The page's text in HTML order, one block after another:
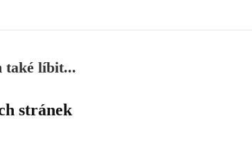
také líbit...
stránek